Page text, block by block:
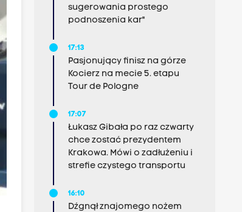
sugerowania prostego
podnoszenia kar"
17:13
Pasjonujący finisz na górze
Kocierz na mecie 5. etapu
Tour de Pologne
17:07
Łukasz Gibała po raz czwarty
chce zostać prezydentem
Krakowa. Mówi o zadłużeniu i
strefie czystego transportu
16:10
Dźgnął znajomego nożem